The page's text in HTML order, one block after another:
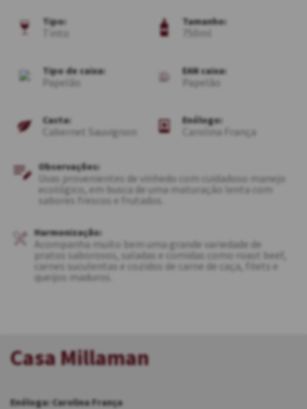
Tipo:
Tinto
Tamanho:
750ml
Tipo de caixa:
Papelão
EAN caixa:
Papelão
Casta:
Cabernet Sauvignon
Enólogo:
Carolina França
Observações:
Uvas provenientes de vinhedo com cuidadoso manejo
ecológico, em busca de uma maturação lenta com
sabores frescos e frutados.
Harmonização:
Acompanha muito bem uma grande variedade de
pratos saborosos, saladas e comidas como roast beef,
carnes suculentas e cozidos de carne de caça, filets e
queijos maduros.
Casa Millaman
Enóloga: Carolina França